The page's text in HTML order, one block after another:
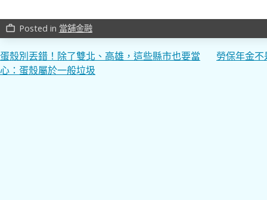
work_outline Posted in 當舖金融
文
章
蛋殼別丟錯！除了雙北、高雄，這些縣市也要當
心：蛋殼屬於一般垃圾
勞保年金